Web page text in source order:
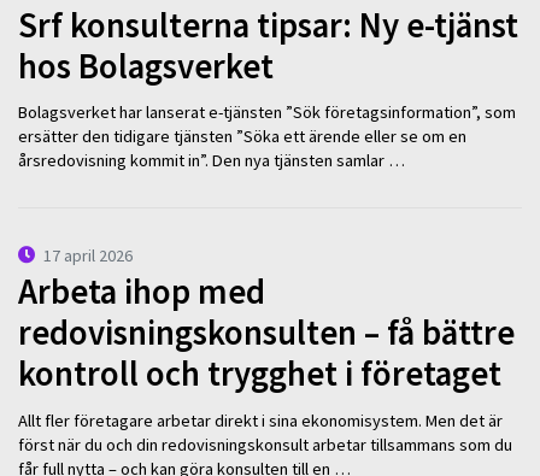
Srf konsulterna tipsar: Ny e-tjänst
hos Bolagsverket
Bolagsverket har lanserat e-tjänsten ”Sök företagsinformation”, som
ersätter den tidigare tjänsten ”Söka ett ärende eller se om en
årsredovisning kommit in”. Den nya tjänsten samlar …
17 april 2026
Arbeta ihop med
redovisningskonsulten – få bättre
kontroll och trygghet i företaget
Allt fler företagare arbetar direkt i sina ekonomisystem. Men det är
först när du och din redovisningskonsult arbetar tillsammans som du
får full nytta – och kan göra konsulten till en …